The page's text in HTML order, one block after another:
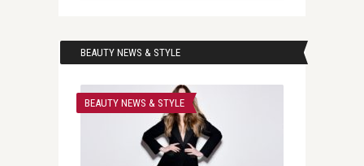
BEAUTY NEWS & STYLE
BEAUTY NEWS & STYLE